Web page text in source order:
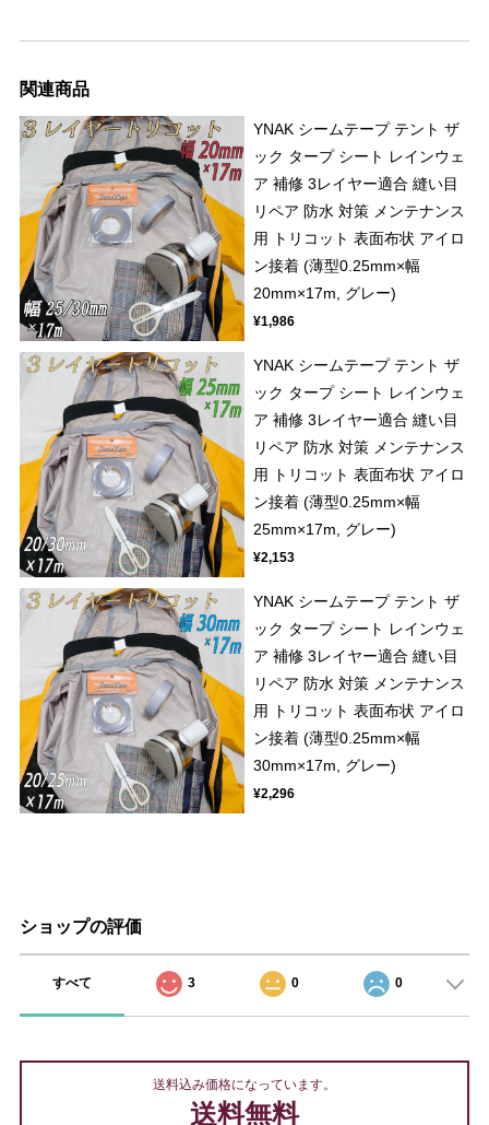
関連商品
YNAK シームテープ テント ザ
ック タープ シート レインウェ
ア 補修 3レイヤー適合 縫い目
リペア 防水 対策 メンテナンス
用 トリコット 表面布状 アイロ
ン接着 (薄型0.25mm×幅
20mm×17m, グレー)
¥1,986
YNAK シームテープ テント ザ
ック タープ シート レインウェ
ア 補修 3レイヤー適合 縫い目
リペア 防水 対策 メンテナンス
用 トリコット 表面布状 アイロ
ン接着 (薄型0.25mm×幅
25mm×17m, グレー)
¥2,153
YNAK シームテープ テント ザ
ック タープ シート レインウェ
ア 補修 3レイヤー適合 縫い目
リペア 防水 対策 メンテナンス
用 トリコット 表面布状 アイロ
ン接着 (薄型0.25mm×幅
30mm×17m, グレー)
¥2,296
ショップの評価
すべて 3 0 0
送料込み価格になっています。
送料無料